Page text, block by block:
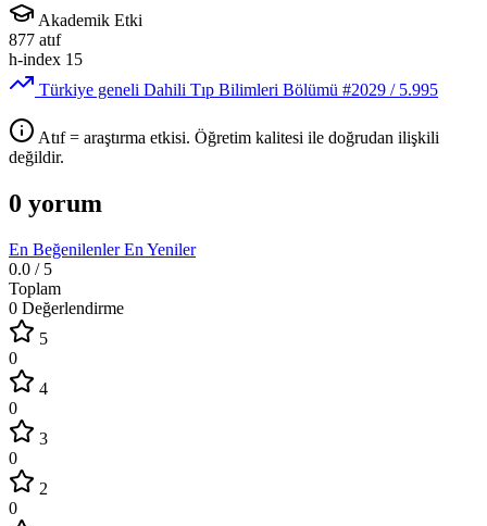
Akademik Etki
877 atıf
h-index 15
Türkiye geneli Dahili Tıp Bilimleri Bölümü #2029 / 5.995
Atıf = araştırma etkisi. Öğretim kalitesi ile doğrudan ilişkili
değildir.
0 yorum
En BeğenilenlerEn Yeniler
0.0 / 5
Toplam
0 Değerlendirme
5
0
4
0
3
0
2
0